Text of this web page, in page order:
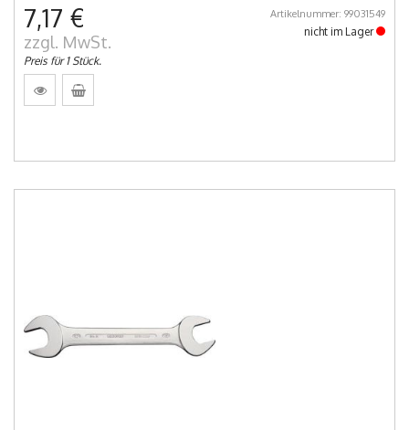
7,17 €
zzgl. MwSt.
Preis für 1 Stück.
Artikelnummer: 99031549
nicht im Lager